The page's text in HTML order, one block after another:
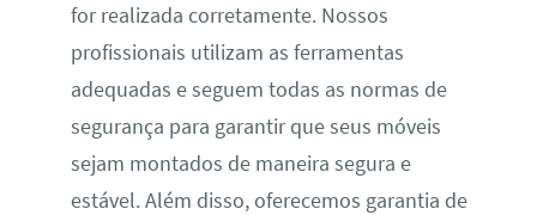
for realizada corretamente. Nossos
profissionais utilizam as ferramentas
adequadas e seguem todas as normas de
segurança para garantir que seus móveis
sejam montados de maneira segura e
estável. Além disso, oferecemos garantia de